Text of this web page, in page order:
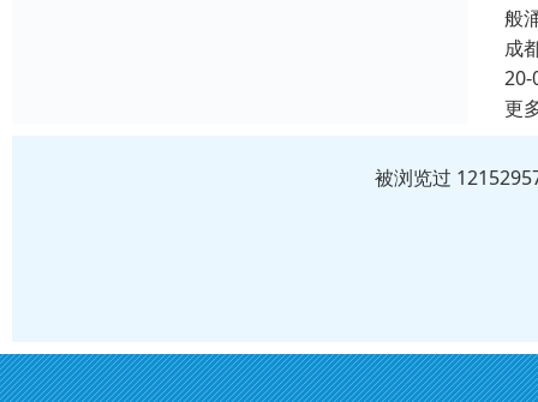
般
成
20-
更
被浏览过